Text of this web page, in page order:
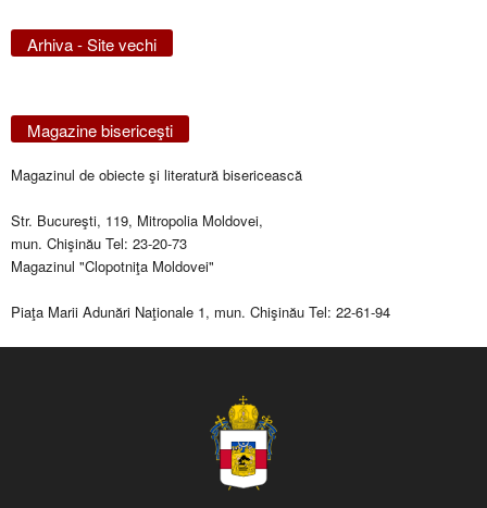
Arhiva - Site vechi
Magazine bisericeşti
Magazinul de obiecte şi literatură bisericească
Str. Bucureşti, 119, Mitropolia Moldovei,
mun. Chişinău Tel: 23-20-73
Magazinul "Clopotniţa Moldovei"
Piaţa Marii Adunări Naţionale 1, mun. Chişinău Tel: 22-61-94